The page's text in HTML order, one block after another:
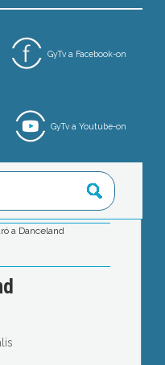
GyTv a Facebook-on
GyTv a Youtube-on
a Danceland